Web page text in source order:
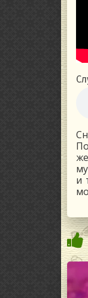
и